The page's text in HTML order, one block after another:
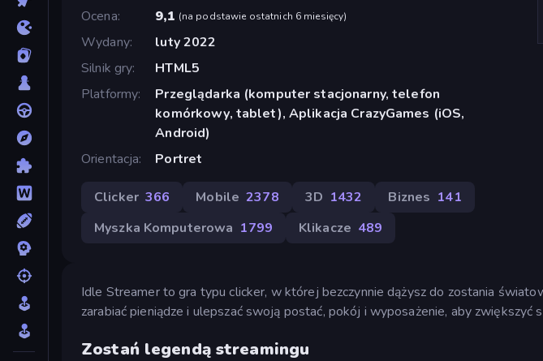
Ocena
9,1 (na podstawie ostatnich 6 miesięcy)
Wydany
luty 2022
Silnik gry
HTML5
Platformy
Przeglądarka (komputer stacjonarny, telefon
komórkowy, tablet), Aplikacja CrazyGames (iOS,
Android)
Orientacja
Portret
Clicker 366 Mobile 2378 3D 1432 Biznes 141
Myszka Komputerowa 1799 Klikacze 489
Idle Streamer to gra typu clicker, w której bezczynnie dążysz do zostania
zarabiać pieniądze i ulepszać swoją postać, pokój i wyposażenie, aby zwiększyć
Zostań legendą streamingu